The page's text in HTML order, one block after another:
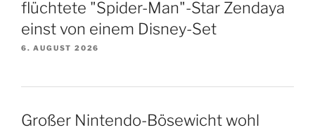
flüchtete "Spider-Man"-Star Zendaya
einst von einem Disney-Set
6. AUGUST 2026
Großer Nintendo-Bösewicht wohl